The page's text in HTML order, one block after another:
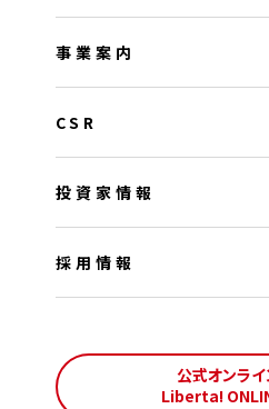
事業案内
CSR
投資家情報
採用情報
公式オンライ
Liberta!